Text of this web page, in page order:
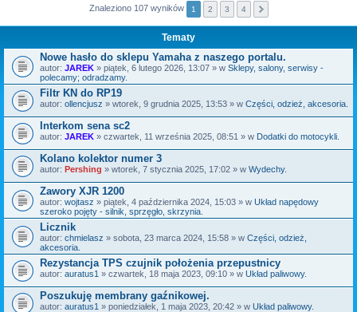
Znaleziono 107 wyników 1 2 3 4
Tematy
Nowe hasło do sklepu Yamaha z naszego portalu.
autor: JAREK » piątek, 6 lutego 2026, 13:07 » w Sklepy, salony, serwisy -
polecamy; odradzamy.
Filtr KN do RP19
autor: ollencjusz » wtorek, 9 grudnia 2025, 13:53 » w Części, odzież, akcesoria.
Interkom sena sc2
autor: JAREK » czwartek, 11 września 2025, 08:51 » w Dodatki do motocykli.
Kolano kolektor numer 3
autor: Pershing » wtorek, 7 stycznia 2025, 17:02 » w Wydechy.
Zawory XJR 1200
autor: wojtasz » piątek, 4 października 2024, 15:03 » w Układ napędowy
szeroko pojęty - silnik, sprzęgło, skrzynia.
Licznik
autor: chmielasz » sobota, 23 marca 2024, 15:58 » w Części, odzież,
akcesoria.
Rezystancja TPS czujnik położenia przepustnicy
autor: auratus1 » czwartek, 18 maja 2023, 09:10 » w Układ paliwowy.
Poszukuję membrany gaźnikowej.
autor: auratus1 » poniedziałek, 1 maja 2023, 20:42 » w Układ paliwowy.